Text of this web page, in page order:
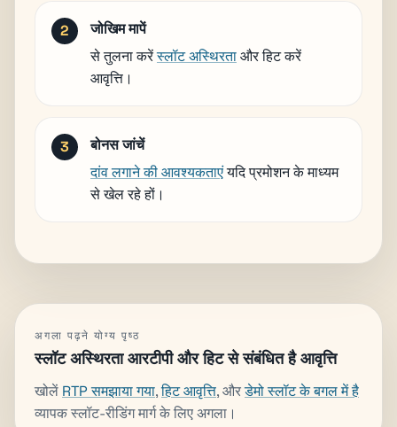
जोखिम मापें
से तुलना करेंस्लॉट अस्थिरताऔर हिट करें
आवृत्ति।
बोनस जांचें
दांव लगाने की आवश्यकताएंयदि प्रमोशन के माध्यम
से खेल रहे हों।
अगला पढ़ने योग्य पृष्ठ
स्लॉट अस्थिरता आरटीपी और हिट से संबंधित है आवृत्ति
खोलें RTP समझाया गया,हिट आवृत्ति, औरडेमो स्लॉट के बगल में है
व्यापक स्लॉट-रीडिंग मार्ग के लिए अगला।